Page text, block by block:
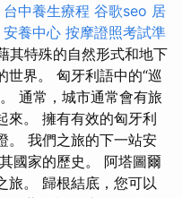
台中養生療程 谷歌seo 居
安養中心 按摩證照考試準
其特殊的自然形式和地下
世界。 匈牙利語中的“巡
通常，城市通常會有旅
來。 擁有有效的匈牙利
。 我們之旅的下一站安
國家的歷史。 阿塔圖爾
旅。 歸根結底，您可以